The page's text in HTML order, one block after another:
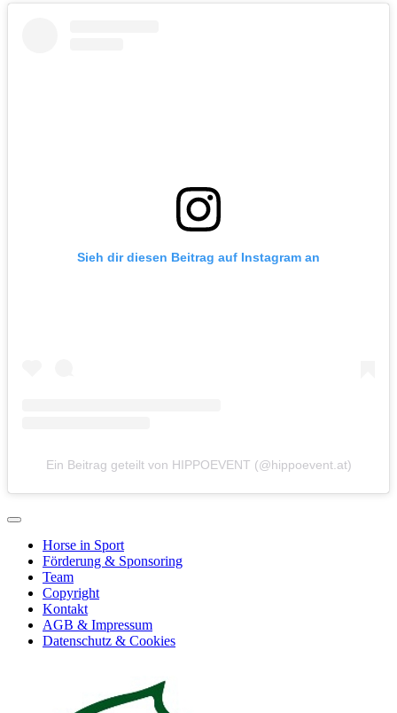
Sieh dir diesen Beitrag auf Instagram an
Ein Beitrag geteilt von HIPPOEVENT (@hippoevent.at)
Horse in Sport
Förderung & Sponsoring
Team
Copyright
Kontakt
AGB & Impressum
Datenschutz & Cookies